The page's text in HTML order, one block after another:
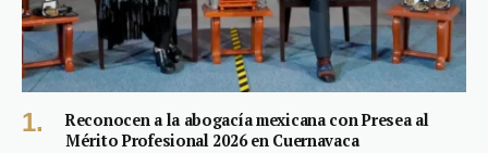
Reconocen a la abogacía mexicana con Presea al
Mérito Profesional 2026 en Cuernavaca